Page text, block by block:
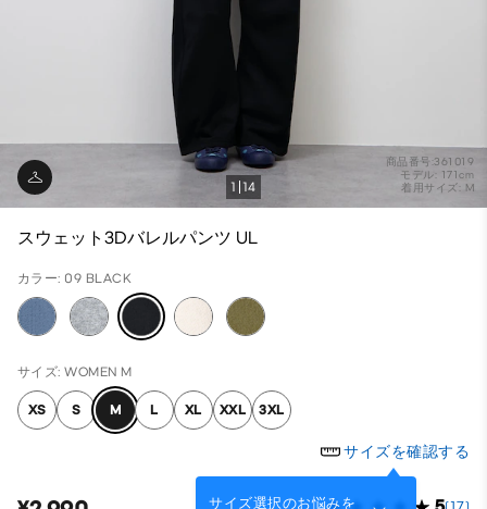
商品番号:361019
モデル: 171cm
着用サイズ: M
1 14
スウェット3Dバレルパンツ UL
カラー: 09 BLACK
サイズ: WOMEN M
XS S M L XL XXL 3XL
サイズを確認する
サイズ選択のお悩みを